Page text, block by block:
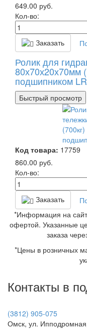
649.00 руб.
Кол-во:
Заказать
Ролик для
80х70х20х70мм
подшипником
Быстрый просмотр
Код товара: 17759
860.00 руб.
Кол-во:
Заказать
*Информация на
офертой. Указанные
заказа
*Цены в розничных
Контакты в
(3812) 905-075
Омск, ул.